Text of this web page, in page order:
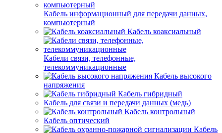
Кабель информационный для передачи данных,
компьютерный
Кабель коаксиальный
Кабели связи, телефонные,
телекоммуникационные
Кабель высокого
напряжения
Кабель гибридный
Кабель для связи и передачи данных (медь)
Кабель контрольный
Кабель оптический
Кабель